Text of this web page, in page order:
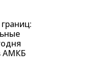
АМКБ